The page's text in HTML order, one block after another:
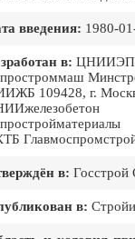
введения: 1980-
в: ЦНИИЭП
109428, г.
в:
в: